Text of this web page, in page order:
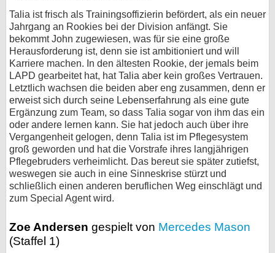
Talia ist frisch als Trainingsoffizierin befördert, als ein neuer
Jahrgang an Rookies bei der Division anfängt. Sie
bekommt John zugewiesen, was für sie eine große
Herausforderung ist, denn sie ist ambitioniert und will
Karriere machen. In den ältesten Rookie, der jemals beim
LAPD gearbeitet hat, hat Talia aber kein großes Vertrauen.
Letztlich wachsen die beiden aber eng zusammen, denn er
erweist sich durch seine Lebenserfahrung als eine gute
Ergänzung zum Team, so dass Talia sogar von ihm das ein
oder andere lernen kann. Sie hat jedoch auch über ihre
Vergangenheit gelogen, denn Talia ist im Pflegesystem
groß geworden und hat die Vorstrafe ihres langjährigen
Pflegebruders verheimlicht. Das bereut sie später zutiefst,
weswegen sie auch in eine Sinneskrise stürzt und
schließlich einen anderen beruflichen Weg einschlägt und
zum Special Agent wird.
Zoe Andersen gespielt von Mercedes Mason
(Staffel 1)